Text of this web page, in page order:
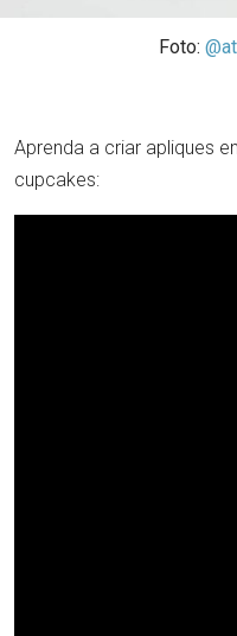
Foto:
Aprenda a criar apliques
cupcakes: